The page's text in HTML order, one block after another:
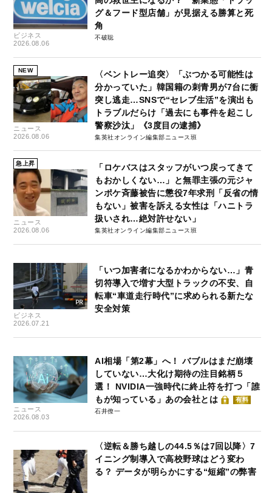
ビジネス
2026.08.06
グ＆フード型店舗」が見据える勝算と死
角
不破聡
NEW
ニュース
2026.08.06
〈ベントレー追突〉「ぶつかる可能性は
分かっていた」韓国籍の刺青男が7台に衝
突し逃走…SNSで“セレブ生活”を演出も
トラブルだらけ「過去にも事件を起こし
警察沙汰」《3度目の逮捕》
集英社オンライン編集部ニュース班
急上昇
ニュース
2026.08.06
「ロケバスはスタッフがいつ戻ってきて
もおかしくない…」と無罪主張の元ジャ
ンポケ斉藤被告に懲役7年求刑「反省の情
もない」被害を訴える女性は「ハニトラ
扱いされ…絶対許せない」
集英社オンライン編集部ニュース班
ビジネス
2026.07.21
「いつ加害者になるかわからない…」青
切符導入で増す大型トラックの不安、自
転車“車道走行時代”に求められる新たな
安全対策
ニュース
2026.08.03
AI相場「第2幕」へ！ バブルはまだ崩壊
していない…大化け期待の注目銘柄５
選！ NVIDIA一強時代に終止符を打つ「誰
もが知っている」あの会社とは
有料
石井僚一
〈逆転＆勝ち越しの44.5％は7回以降〉7
イニング制導入で高校野球はどう変わ
る？ データが明らかにする“短縮”の弊害